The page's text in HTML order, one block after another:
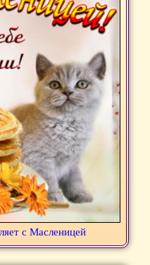
с Масленицей